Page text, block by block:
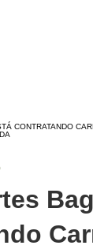
CONTRATANDO